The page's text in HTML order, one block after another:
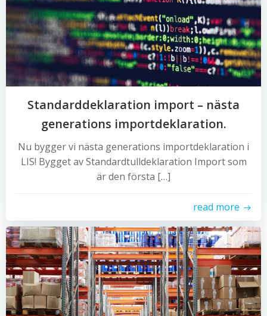
Standarddeklaration import – nästa
generations importdeklaration.
Nu bygger vi nästa generations importdeklaration i
LIS! Bygget av Standardtulldeklaration Import som
är den första […]
read more